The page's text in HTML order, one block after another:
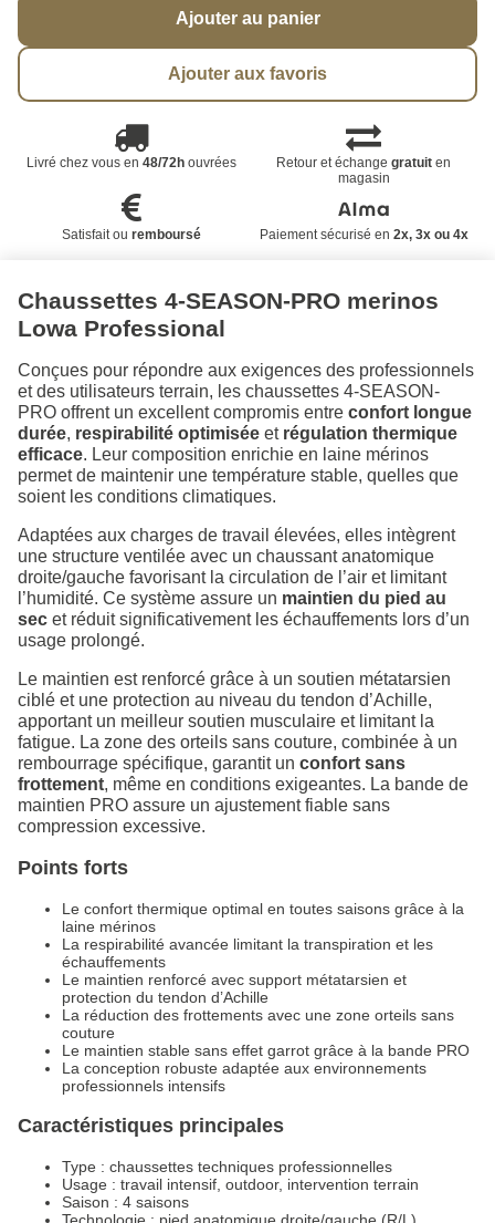
Ajouter au panier
Ajouter aux favoris
Livré chez vous en 48/72houvrées Retour et échangegratuit en
magasin
Satisfait ou remboursé Paiement sécurisé en 2x, 3x ou 4x
Chaussettes 4-SEASON-PRO merinos
Lowa Professional
Conçues pour répondre aux exigences des professionnels
et des utilisateurs terrain, les chaussettes 4-SEASON-
PRO offrent un excellent compromis entre confort longue
durée, respirabilité optimisée et régulation thermique
efficace. Leur composition enrichie en laine mérinos
permet de maintenir une température stable, quelles que
soient les conditions climatiques.
Adaptées aux charges de travail élevées, elles intègrent
une structure ventilée avec un chaussant anatomique
droite/gauche favorisant la circulation de l’air et limitant
l’humidité. Ce système assure un maintien du pied au
sec et réduit significativement les échauffements lors d’un
usage prolongé.
Le maintien est renforcé grâce à un soutien métatarsien
ciblé et une protection au niveau du tendon d’Achille,
apportant un meilleur soutien musculaire et limitant la
fatigue. La zone des orteils sans couture, combinée à un
rembourrage spécifique, garantit un confort sans
frottement, même en conditions exigeantes. La bande de
maintien PRO assure un ajustement fiable sans
compression excessive.
Points forts
Le confort thermique optimal en toutes saisons grâce à la
laine mérinos
La respirabilité avancée limitant la transpiration et les
échauffements
Le maintien renforcé avec support métatarsien et
protection du tendon d’Achille
La réduction des frottements avec une zone orteils sans
couture
Le maintien stable sans effet garrot grâce à la bande PRO
La conception robuste adaptée aux environnements
professionnels intensifs
Caractéristiques principales
Type : chaussettes techniques professionnelles
Usage : travail intensif, outdoor, intervention terrain
Saison : 4 saisons